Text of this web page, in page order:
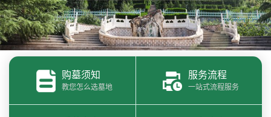
购墓须知
教您怎么选墓地
服务流程
一站式流程服务